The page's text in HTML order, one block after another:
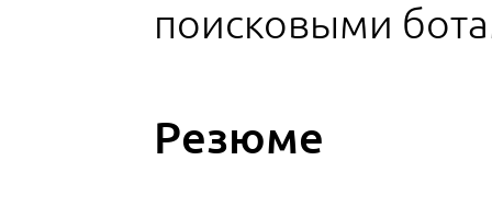
поисковыми
Резюме